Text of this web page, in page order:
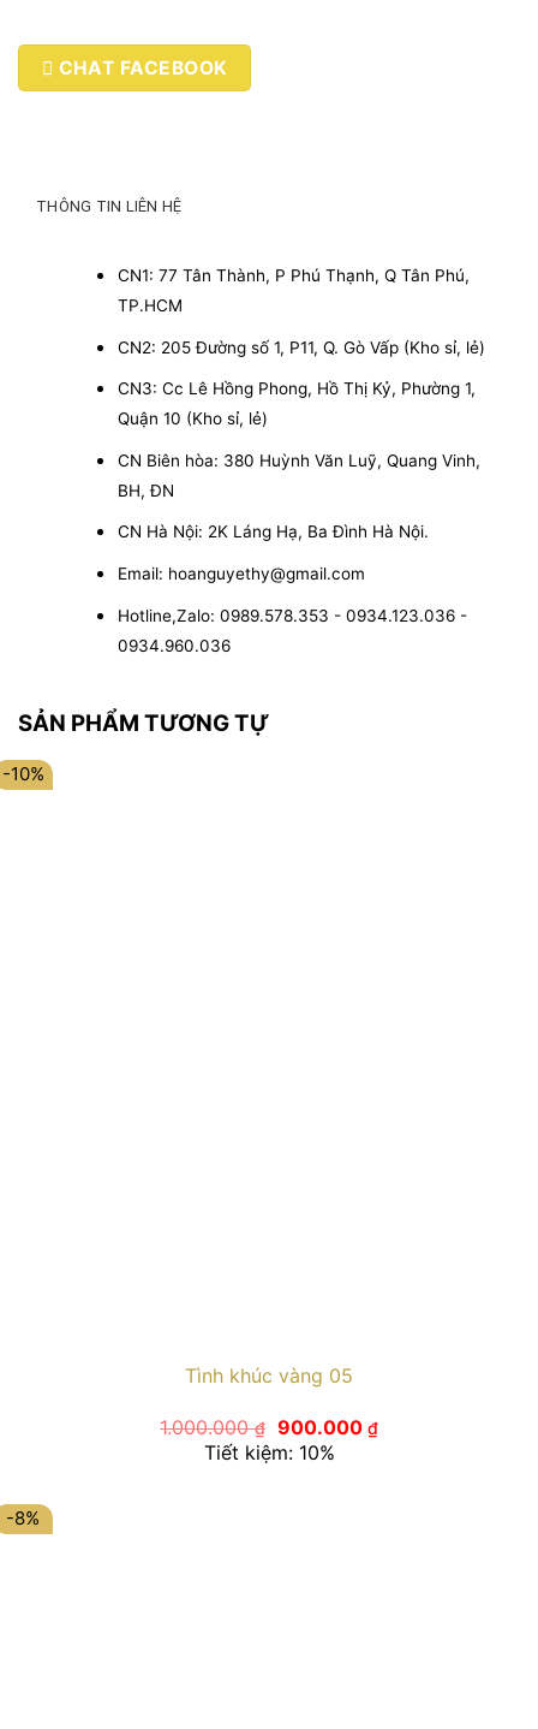
CHAT FACEBOOK
THÔNG TIN LIÊN HỆ
CN1: 77 Tân Thành, P Phú Thạnh, Q Tân Phú,
TP.HCM
CN2: 205 Đường số 1, P11, Q. Gò Vấp (Kho sỉ, lẻ)
CN3: Cc Lê Hồng Phong, Hồ Thị Kỷ, Phường 1,
Quận 10 (Kho sỉ, lẻ)
CN Biên hòa: 380 Huỳnh Văn Luỹ, Quang Vinh,
BH, ĐN
CN Hà Nội: 2K Láng Hạ, Ba Đình Hà Nội.
Email: hoanguyethy@gmail.com
Hotline,Zalo: 0989.578.353 - 0934.123.036 -
0934.960.036
SẢN PHẨM TƯƠNG TỰ
-10%
Tình khúc vàng 05
1.000.000₫ Giá
gốc
là:
900.000 ₫Giá
hiện
Tiết kiệm: 10%
-8%